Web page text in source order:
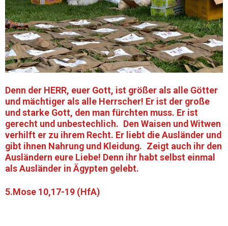
Denn der HERR, euer Gott, ist größer als alle Götter
und mächtiger als alle Herrscher! Er ist der große
und starke Gott, den man fürchten muss. Er ist
gerecht und unbestechlich. Den Waisen und Witwen
verhilft er zu ihrem Recht. Er liebt die Ausländer und
gibt ihnen Nahrung und Kleidung. Zeigt auch ihr den
Ausländern eure Liebe! Denn ihr habt selbst einmal
als Ausländer in Ägypten gelebt.
5.Mose 10,17-19 (HfA)